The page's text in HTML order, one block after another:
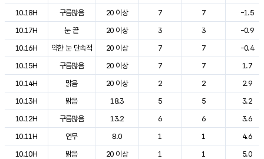
10.18H
구름많음 20 이상 7 7
-1.5
10.17H
눈 끝 20 이상 3 3
-0.9
10.16H
약한 눈 단속적 20 이상 7 7
-0.4
10.15H
구름많음 20 이상 7 7
1.7
10.14H
맑음 20 이상 2 2
2.9
10.13H
맑음 18.3 5 5
3.2
10.12H
구름많음 13.2 6 6
3.6
10.11H
연무 8.0 1 1
4.6
10.10H
맑음 20 이상 1 1
5.0